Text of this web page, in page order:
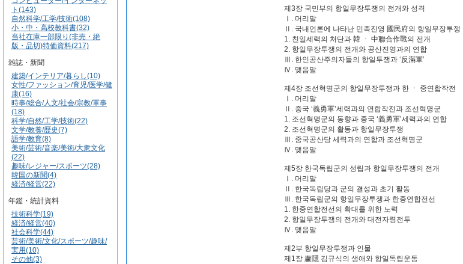
ト(143)
自然科学/工学/技術(108)
小・中・高校教科書(32)
当社在庫一部限り(非売・絶
版・品切)特価資料(217)
雑誌・新聞
建築/インテリア/暮らし(10)
女性/ファッション/育児/医学/健
康(16)
時事/総合/人文/社会/宗教/軍事
(18)
科学/自然/工学/技術(22)
文学/教養/歴史(7)
語学/教育(8)
美術/芸術/音楽/美術/大衆文化
(22)
趣味/レジャー/スポーツ(28)
韓国の新聞(4)
経済/経営(22)
年鑑・統計資料
技術科学(19)
経済/経営(40)
社会科学(44)
芸術/美術/文化/スポーツ/趣味/
実用(10)
その他(3)
제3장 국민부의 항일무장투쟁의 전개와 성격
Ⅰ. 머리말
Ⅱ. 국내언론에 나타난 민족진영 國民府의 항일무장투쟁
1. 친일세력의 처단과 韓 ㆍ 中聯合作戰의 전개
2. 항일무장투쟁의 전개와 공산진영과의 연합
Ⅲ. 한인공산주의자들의 항일투쟁과 ‘反滿軍’
Ⅳ. 맺음말
제4장 조선혁명군의 항일무장투쟁과 한 ㆍ 중연합작전
Ⅰ. 머리말
Ⅱ. 중국 ‘義勇軍’세력과의 연합작전과 조선혁명군
1. 조선혁명군의 동향과 중국 ‘義勇軍’세력과의 연합
2. 조선혁명군의 활동과 항일무장투쟁
Ⅲ. 중국공산당 세력과의 연합과 조선혁명군
Ⅳ. 맺음말
제5장 한국독립군의 성립과 항일무장투쟁의 전개
Ⅰ. 머리말
Ⅱ. 한국독립당과 군의 결성과 초기 활동
Ⅲ. 한국독립군의 항일무장투쟁과 한중연합전선
1. 한중연합전선의 확대를 위한 노력
2. 항일무장투쟁의 전개와 대전자령전투
Ⅳ. 맺음말
제2부 항일무장투쟁과 인물
제1장 蘆隱 김규식의 생애와 항일독립운동